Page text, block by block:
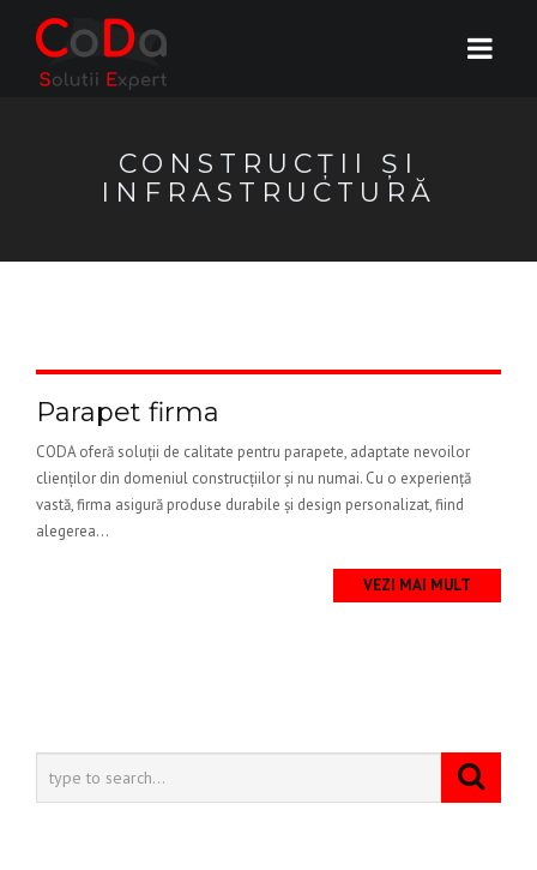
CONSTRUCȚII ȘI
INFRASTRUCTURĂ
Parapet firma
CODA oferă soluții de calitate pentru parapete, adaptate nevoilor
clienților din domeniul construcțiilor și nu numai. Cu o experiență
vastă, firma asigură produse durabile și design personalizat, fiind
alegerea...
VEZI MAI MULT